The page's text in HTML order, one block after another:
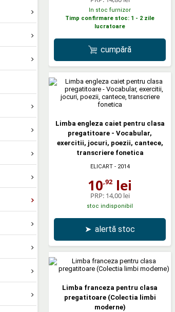
In stoc furnizor
Timp confirmare stoc: 1 - 2 zile
lucratoare
cumpără
Limba engleza caiet pentru clasa
pregatitoare - Vocabular,
exercitii, jocuri, poezii, cantece,
transcriere fonetica
ELICART- 2014
10,92 lei
PRP: 14,00 lei
stoc indisponibil
➤ alertă stoc
Limba franceza pentru clasa
pregatitoare (Colectia limbi
moderne)